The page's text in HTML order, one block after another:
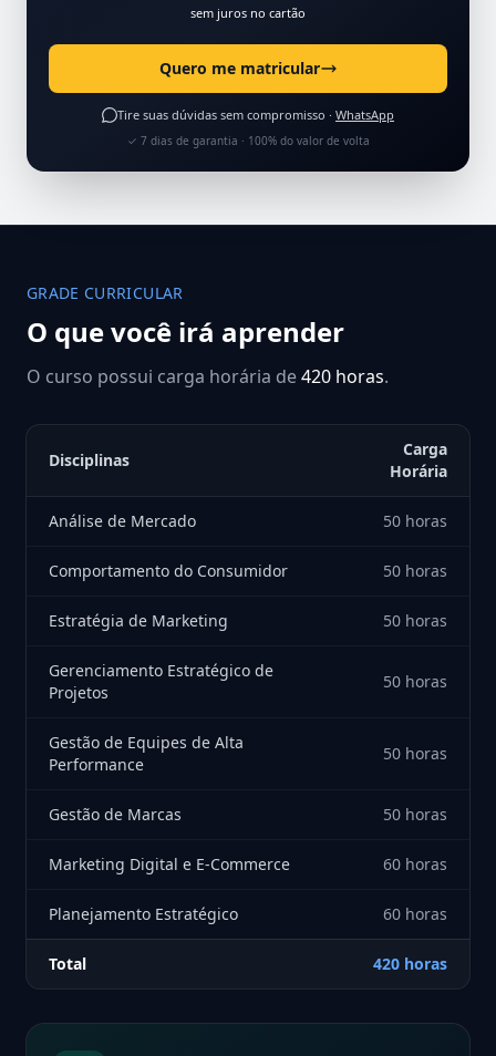
sem juros no cartão
Quero me matricular
Tire suas dúvidas sem compromisso · WhatsApp
✓ 7 dias de garantia · 100% do valor de volta
GRADE CURRICULAR
O que você irá aprender
O curso possui carga horária de420 horas.
Disciplinas
Carga
Horária
Análise de Mercado 50 horas
Comportamento do Consumidor 50 horas
Estratégia de Marketing 50 horas
Gerenciamento Estratégico de
Projetos
50 horas
Gestão de Equipes de Alta
Performance
50 horas
Gestão de Marcas 50 horas
Marketing Digital e E-Commerce 60 horas
Planejamento Estratégico 60 horas
Total 420 horas